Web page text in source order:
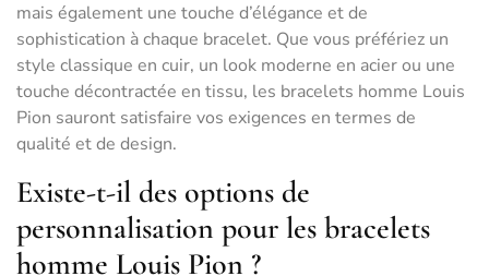
mais également une touche d’élégance et de
sophistication à chaque bracelet. Que vous préfériez un
style classique en cuir, un look moderne en acier ou une
touche décontractée en tissu, les bracelets homme Louis
Pion sauront satisfaire vos exigences en termes de
qualité et de design.
Existe-t-il des options de
personnalisation pour les bracelets
homme Louis Pion ?